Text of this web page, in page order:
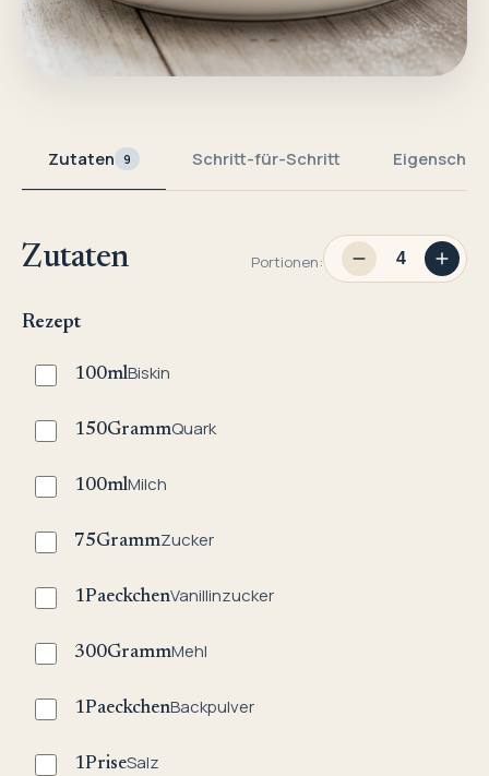
Zutaten 9 Schritt-für-Schritt
Zutaten Portionen:
Rezept
100mlBiskin
150GrammQuark
100mlMilch
75GrammZucker
1PaeckchenVanillinzucker
300GrammMehl
1PaeckchenBackpulver
1PriseSalz